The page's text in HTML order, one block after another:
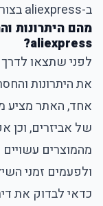
ב-aliexpress בצורה חכמה.
מהם היתרונות
aliexpress?
לפני שתצאו
את היתרונות
אחד, האתר מציע
של אביזרים, וכן
מהמוצרים
ולפעמים זמני
כדאי לבדוק את